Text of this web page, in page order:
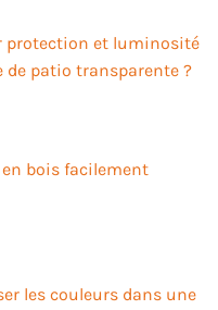
protection et luminosité
de patio transparente ?
bois facilement
les couleurs dans une